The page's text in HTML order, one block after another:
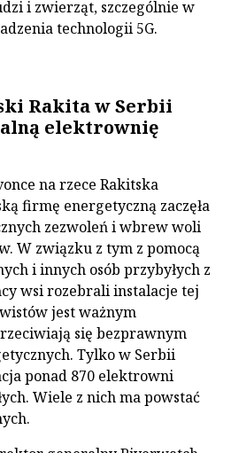
i zwierząt, szczególnie w
technologii 5G.
Rakita w Serbii
elektrownię
na rzece Rakitska
firmę energetyczną zaczęła
zezwoleń i wbrew woli
W związku z tym z pomocą
i innych osób przybyłych z
wsi rozebrali instalacje tej
jest ważnym
się bezprawnym
Tylko w Serbii
ponad 870 elektrowni
Wiele z nich ma powstać